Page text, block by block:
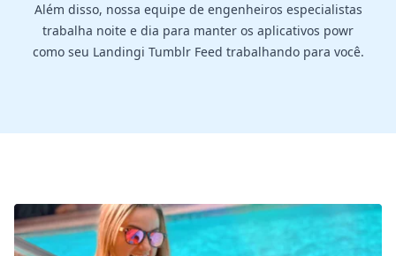
Além disso, nossa equipe de engenheiros especialistas
trabalha noite e dia para manter os aplicativos powr
como seu Landingi Tumblr Feed trabalhando para você.